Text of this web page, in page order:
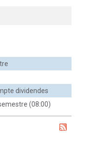
dividendes
(08:00)